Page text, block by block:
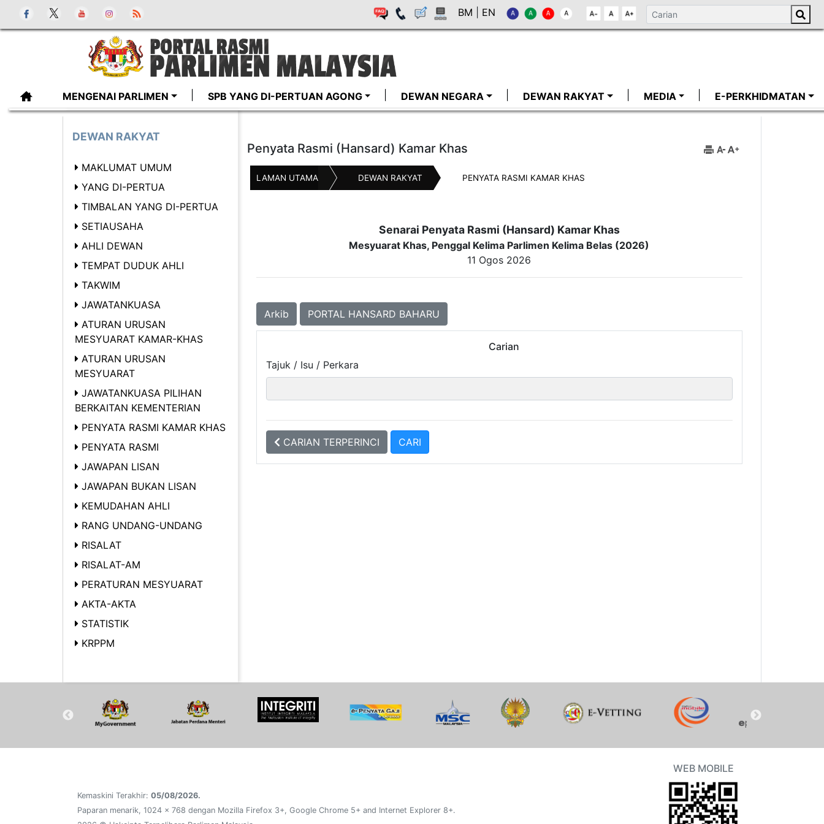
BM EN
MENGENAI PARLIMEN SPB YANG DI-PERTUAN AGONG DEWAN NEGARA DEWAN RAKYAT MEDIA E-PERKHIDMATAN
Penyata Rasmi (Hansard) Kamar Khas
LAMAN UTAMA DEWAN RAKYAT PENYATA RASMI KAMAR KHAS
Senarai Penyata Rasmi (Hansard) Kamar Khas
Mesyuarat Khas, Penggal Kelima Parlimen Kelima Belas (2026)
11 Ogos 2026
Arkib PORTAL HANSARD BAHARU
Carian
Tajuk / Isu / Perkara
CARIAN TERPERINCI
DEWAN RAKYAT
MAKLUMAT UMUM
YANG DI-PERTUA
TIMBALAN YANG DI-PERTUA
SETIAUSAHA
AHLI DEWAN
TEMPAT DUDUK AHLI
TAKWIM
JAWATANKUASA
ATURAN URUSAN
MESYUARAT KAMAR-KHAS
ATURAN URUSAN
MESYUARAT
JAWATANKUASA PILIHAN
BERKAITAN KEMENTERIAN
PENYATA RASMI KAMAR KHAS
PENYATA RASMI
JAWAPAN LISAN
JAWAPAN BUKAN LISAN
KEMUDAHAN AHLI
RANG UNDANG-UNDANG
RISALAT
RISALAT-AM
PERATURAN MESYUARAT
AKTA-AKTA
STATISTIK
KRPPM
Kemaskini Terakhir: 05/08/2026.
Paparan menarik, 1024 x 768 dengan Mozilla Firefox 3+, Google Chrome 5+ and Internet Explorer 8+.
WEB MOBILE